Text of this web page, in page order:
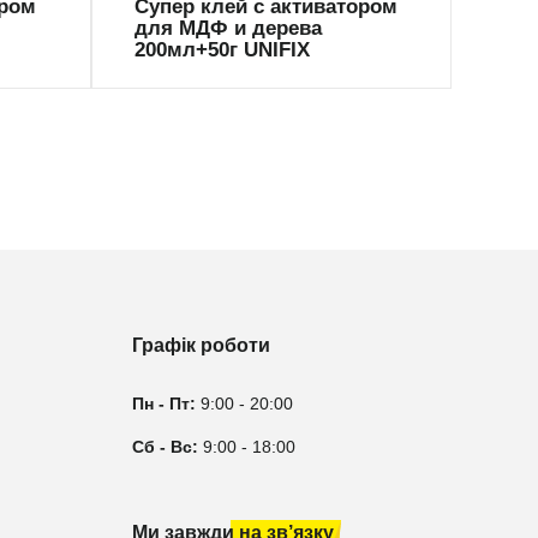
Супер клей с активатором
для МДФ и дерева
200мл+50г UNIFIX
Графік роботи
Пн - Пт: 9:00 - 20:00
Сб - Вс: 9:00 - 18:00
Ми завжди на зв’язку